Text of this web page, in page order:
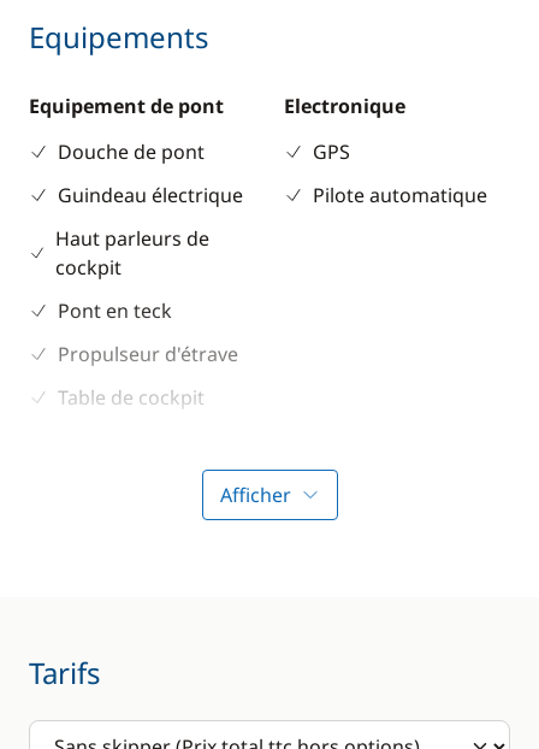
Equipements
Equipement de pont
Douche de pont
Guindeau électrique
Haut parleurs de
cockpit
Pont en teck
Propulseur d'étrave
Table de cockpit
Electronique
GPS
Pilote automatique
Cuisine
Réfrigérateur
Confort
Chauffage
Afficher
Tarifs